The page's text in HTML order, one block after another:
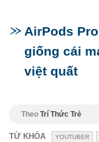
AirPods
giống cái
việt quất
Theo Trí Thức Trẻ
TỪ KHÓA YOUTUBER